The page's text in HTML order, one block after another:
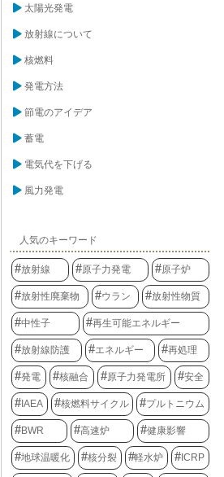
太陽光発電
放射線について
核燃料
発電方法
節電のアイデア
蓄電
電気代を下げる
風力発電
人気のキーワード
放射線 原子力発電 原子炉
放射性廃棄物 ウラン 放射性物質
中性子 再生可能エネルギー
放射線防護 エネルギー 再処理
発電 核融合 原子力発電所 安全
IAEA 核燃料サイクル プルトニウム
BWR 高速炉 健康影響
地球温暖化 核分裂 軽水炉 ICRP